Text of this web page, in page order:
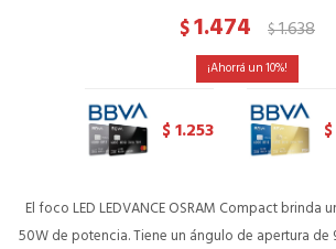
$1.474 $1.638
10
$1.253 $
El foco LED LEDVANCE OSRAM Compact brinda
50W de potencia. Tiene un ángulo de apertura de